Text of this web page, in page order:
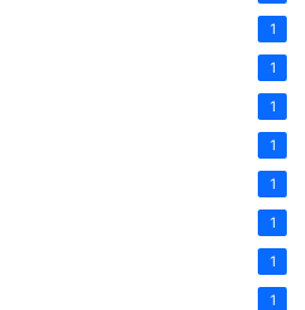
1
1
1
1
1
1
1
1